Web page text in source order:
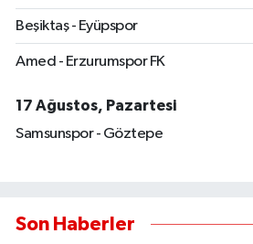
Beşiktaş - Eyüpspor
Amed - Erzurumspor FK
17 Ağustos, Pazartesi
Samsunspor - Göztepe
Son Haberler